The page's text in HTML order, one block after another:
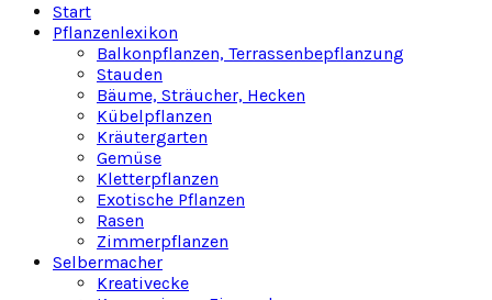
Start
Pflanzenlexikon
Balkonpflanzen, Terrassenbepflanzung
Stauden
Bäume, Sträucher, Hecken
Kübelpflanzen
Kräutergarten
Gemüse
Kletterpflanzen
Exotische Pflanzen
Rasen
Zimmerpflanzen
Selbermacher
Kreativecke